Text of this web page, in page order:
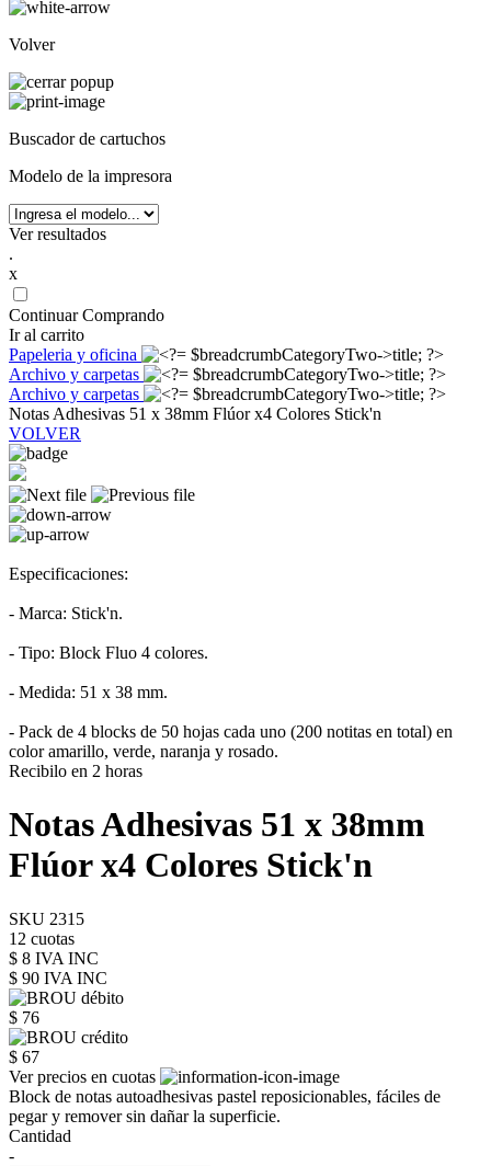
Volver
Buscador de cartuchos
Modelo de la impresora
Ver resultados
.
x
Continuar Comprando
Ir al carrito
Papeleria y oficina
Archivo y carpetas
Archivo y carpetas
Notas Adhesivas 51 x 38mm Flúor x4 Colores Stick'n
VOLVER
Especificaciones:
- Marca: Stick'n.
- Tipo: Block Fluo 4 colores.
- Medida: 51 x 38 mm.
- Pack de 4 blocks de 50 hojas cada uno (200 notitas en total) en
color amarillo, verde, naranja y rosado.
Recibilo en 2 horas
Notas Adhesivas 51 x 38mm
Flúor x4 Colores Stick'n
SKU 2315
12 cuotas
$ 8 IVA INC
$ 90 IVA INC
$ 76
$ 67
Ver precios en cuotas
Block de notas autoadhesivas pastel reposicionables, fáciles de
pegar y remover sin dañar la superficie.
Cantidad
-